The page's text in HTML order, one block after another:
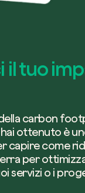
il tuo
carbon
hai ottenuto è
capire come
per
servizi o i